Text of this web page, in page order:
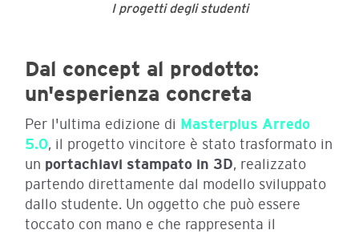
I progetti degli studenti
Dal concept al prodotto:
un'esperienza concreta
Per l'ultima edizione di Masterplus Arredo
5.0, il progetto vincitore è stato trasformato in
un portachiavi stampato in 3D, realizzato
partendo direttamente dal modello sviluppato
dallo studente. Un oggetto che può essere
toccato con mano e che rappresenta il